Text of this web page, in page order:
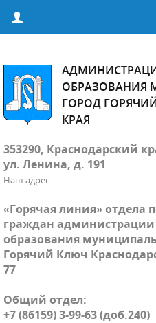
ОБРАЗОВАНИЯ
ГОРОД
КРАЯ
353290, Краснодарский
ул. Ленина, д. 191
Наш адрес
«Горячая линия» отдела
граждан
образования
Горячий Ключ
77
Общий отдел:
+7 (86159) 3-99-63 (доб.240)